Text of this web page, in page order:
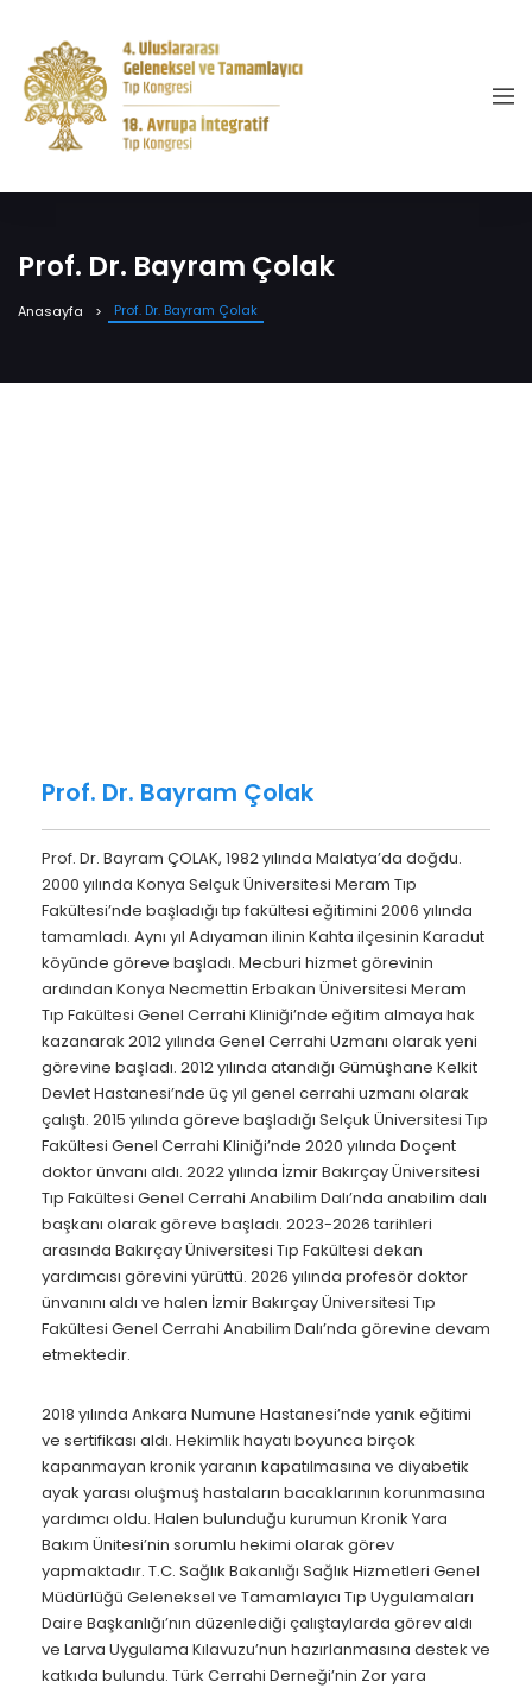
Prof. Dr. Bayram Çolak
Anasayfa Prof. Dr. Bayram Çolak
Prof. Dr. Bayram Çolak
Prof. Dr. Bayram ÇOLAK, 1982 yılında Malatya’da doğdu.
2000 yılında Konya Selçuk Üniversitesi Meram Tıp
Fakültesi’nde başladığı tıp fakültesi eğitimini 2006 yılında
tamamladı. Aynı yıl Adıyaman ilinin Kahta ilçesinin Karadut
köyünde göreve başladı. Mecburi hizmet görevinin
ardından Konya Necmettin Erbakan Üniversitesi Meram
Tıp Fakültesi Genel Cerrahi Kliniği’nde eğitim almaya hak
kazanarak 2012 yılında Genel Cerrahi Uzmanı olarak yeni
görevine başladı. 2012 yılında atandığı Gümüşhane Kelkit
Devlet Hastanesi’nde üç yıl genel cerrahi uzmanı olarak
çalıştı. 2015 yılında göreve başladığı Selçuk Üniversitesi Tıp
Fakültesi Genel Cerrahi Kliniği’nde 2020 yılında Doçent
doktor ünvanı aldı. 2022 yılında İzmir Bakırçay Üniversitesi
Tıp Fakültesi Genel Cerrahi Anabilim Dalı’nda anabilim dalı
başkanı olarak göreve başladı. 2023-2026 tarihleri
arasında Bakırçay Üniversitesi Tıp Fakültesi dekan
yardımcısı görevini yürüttü. 2026 yılında profesör doktor
ünvanını aldı ve halen İzmir Bakırçay Üniversitesi Tıp
Fakültesi Genel Cerrahi Anabilim Dalı’nda görevine devam
etmektedir.
2018 yılında Ankara Numune Hastanesi’nde yanık eğitimi
ve sertifikası aldı. Hekimlik hayatı boyunca birçok
kapanmayan kronik yaranın kapatılmasına ve diyabetik
ayak yarası oluşmuş hastaların bacaklarının korunmasına
yardımcı oldu. Halen bulunduğu kurumun Kronik Yara
Bakım Ünitesi’nin sorumlu hekimi olarak görev
yapmaktadır. T.C. Sağlık Bakanlığı Sağlık Hizmetleri Genel
Müdürlüğü Geleneksel ve Tamamlayıcı Tıp Uygulamaları
Daire Başkanlığı’nın düzenlediği çalıştaylarda görev aldı
ve Larva Uygulama Kılavuzu’nun hazırlanmasına destek ve
katkıda bulundu. Türk Cerrahi Derneği’nin Zor yara